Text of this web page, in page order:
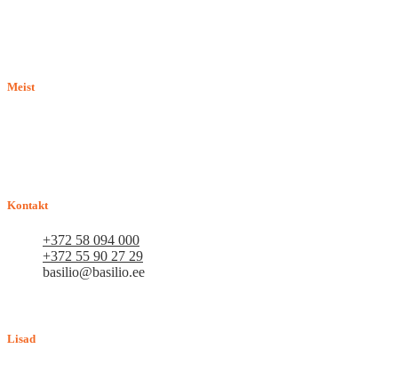
Meist
Kontakt
+372 58 094 000
+372 55 90 27 29
basilio@basilio.ee
Lisad